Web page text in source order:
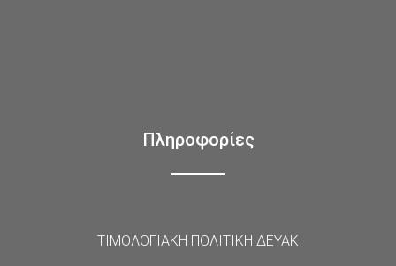
Πληροφορίες
ΤΙΜΟΛΟΓΙΑΚΗ ΠΟΛΙΤΙΚΗ ΔΕΥΑΚ